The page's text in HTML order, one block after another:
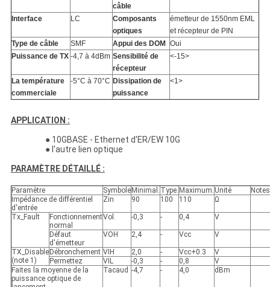
câble
Interface LC
Composants
optiques
émetteur de 1550nm EML
et récepteur de PIN
Type de câble
SMF Appui des DOM
Oui
Puissance de TX -4,7 à 4dBm Sensibilité de
récepteur
<-15>
La température
commerciale
-5°C à 70°C Dissipation de
puissance
<1>
APPLICATION :
● 10GBASE - Ethernet d'ER/EW 10G
● l'autre lien optique
PARAMÈTRE DÉTAILLÉ :
Paramètre Symbole Minimal. Type. Maximum. Unité
Notes
Impédance de différentiel
d'entrée
Zin 90 100 110 Ω
Tx_Fault
Fonctionnement
normal
Vol. -0,3 - 0,4 V
Défaut
d'émetteur
VOH 2,4 - Vcc V
TX_Disable
(note 1)
Débronchement VIH 2,0 - Vcc+0.3
V
Permettez
VIL -0,3 - 0,8
V
Faites la moyenne de la
puissance optique de
Tacaud -4,7 - 4,0 dBm